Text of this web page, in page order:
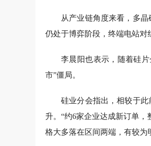
从产业链角度来看，多
仍处于博弈阶段，终端电站对
李晨阳也表示，随着硅
市”僵局。
硅业分会指出，相较于
升。“约6家企业达成新订单
格大多落在区间两端，有较为